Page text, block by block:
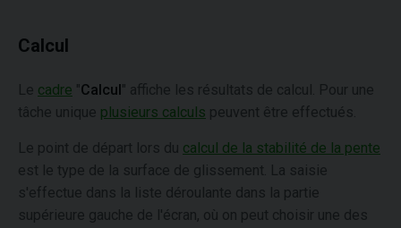
Calcul
Le cadre "Calcul" affiche les résultats de calcul. Pour une
tâche unique plusieurs calculs peuvent être effectués.
Le point de départ lors du calcul de la stabilité de la pente
est le type de la surface de glissement. La saisie
s'effectue dans la liste déroulante dans la partie
supérieure gauche de l'écran, où on peut choisir une des